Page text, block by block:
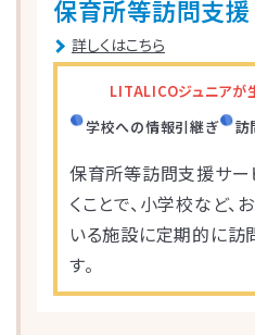
保育所等訪問支援
詳しくはこちら
LITALICOジュニアが
学校への情報引継ぎ
訪
保育所等訪問支援サー
くことで、小学校など、
いる施設に定期的に訪
す。
児童発達支援
LITALICOジュニア つくば桜
LITALICOジュニア つくば教
川
さいた
さいた
三
松
八千
市
流
世田
新
足
日
横浜
相模原
川崎
厚
名古屋
名古
名古屋
名古屋
児童発達支援
LITALICOジュニア 東静岡
LITALICOジュニア 静岡教室
放課後等デイサービス
LITALICOジュニア 四日市
LITALICOジュニア 四日市
堺市
高
東
摂
神戸
姫
西
神戸
児童発達支援
LITALICOジュニア 仙台富
児童発達支援
児童発達支援
LITALICOジュニア 舟入町
児童発達支援
福岡
福岡
福岡
春